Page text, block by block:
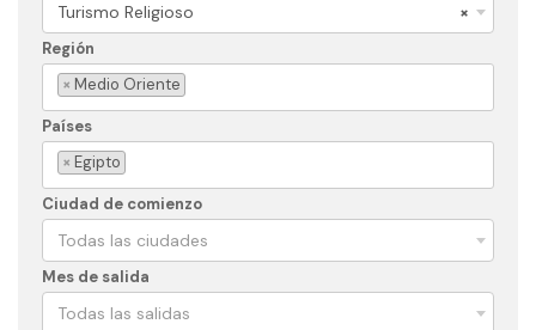
×
Turismo Religioso
Región
× Medio Oriente
Países
× Egipto
Ciudad de comienzo
Todas las ciudades
Mes de salida
Todas las salidas